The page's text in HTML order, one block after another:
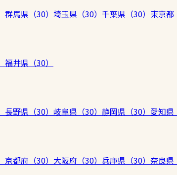
群馬県 （30） 埼玉県 （30） 千葉県 （30） 東京都
福井県 （30）
長野県 （30） 岐阜県 （30） 静岡県 （30） 愛知県
京都府 （30） 大阪府 （30） 兵庫県 （30） 奈良県